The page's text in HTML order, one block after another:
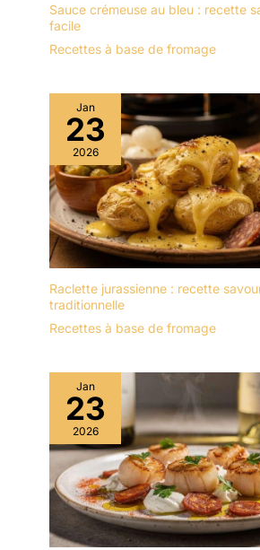
Sauce crémeuse au bleu : recette
facile
Recettes à base de fromage
Jan
23
2026
Raclette jurassienne : recette
traditionnelle
Recettes à base de fromage
Jan
23
2026